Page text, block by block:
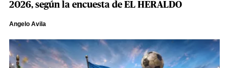
2026, según la encuesta de EL HERALDO
Angelo Avila